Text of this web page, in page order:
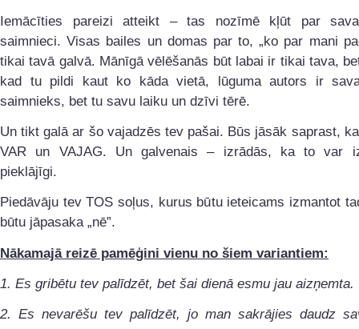
Iemācīties pareizi atteikt – tas nozīmē kļūt par
saimnieci. Visas bailes un domas par to, „ko par mani
tikai tavā galvā. Mānīgā vēlēšanās būt labai ir tikai tava,
kad tu pildi kaut ko kāda vietā, lūguma autors ir
saimnieks, bet tu savu laiku un dzīvi tērē.
Un tikt galā ar šo vajadzēs tev pašai. Būs jāsāk saprast, ka
VAR un VAJAG. Un galvenais – izrādās, ka to var
pieklājīgi.
Piedāvāju tev TOS soļus, kurus būtu ieteicams izmantot
būtu jāpasaka „nē”.
Nākamajā reizē pamēģini vienu no šiem variantiem:
1. Es gribētu tev palīdzēt, bet šai dienā esmu jau aizņemta.
2. Es nevarēšu tev palīdzēt, jo man sakrājies daudz